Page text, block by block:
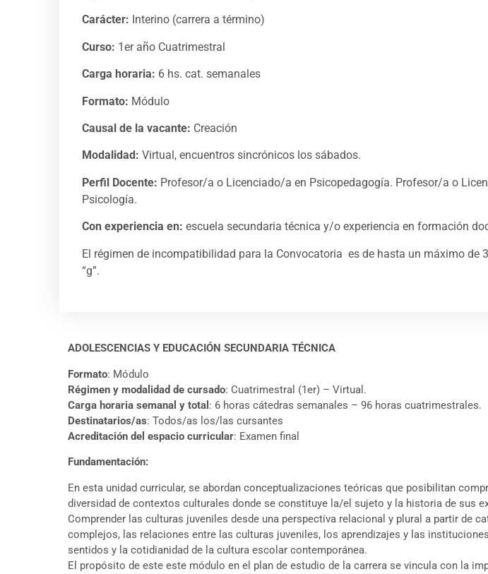
Carácter: Interino (carrera a término)
Curso: 1er año Cuatrimestral
Carga horaria: 6 hs. cat. semanales
Formato: Módulo
Causal de la vacante: Creación
Modalidad:Virtual, encuentros sincrónicos los sábados.
Perfil Docente: Profesor/a o Licenciado/a en Psicopedagogía. Profesor/a o
Psicología.
Con experiencia en: escuela secundaria técnica y/o experiencia en formación
El régimen de incompatibilidad para la Convocatoria es de hasta un máximo de
“g”.
ADOLESCENCIAS Y EDUCACIÓN SECUNDARIA TÉCNICA
Formato: Módulo
Régimen y modalidad de cursado: Cuatrimestral (1er) – Virtual.
Carga horaria semanal y total : 6 horas cátedras semanales – 96 horas cuatrimestrales.
Destinatarios/as: Todos/as los/las cursantes
Acreditación del espacio curricular: Examen final
Fundamentación:
En esta unidad curricular, se abordan conceptualizaciones teóricas que posibilitan
diversidad de contextos culturales donde se constituye la/el sujeto y la historia de sus
Comprender las culturas juveniles desde una perspectiva relacional y plural a partir de
complejos, las relaciones entre las culturas juveniles, los aprendizajes y las
sentidos y la cotidianidad de la cultura escolar contemporánea.
El propósito de este este módulo en el plan de estudio de la carrera se vincula con la